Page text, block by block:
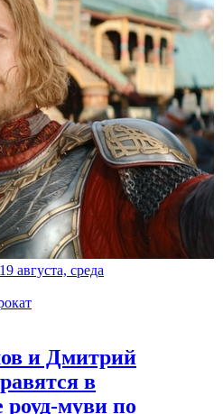
19 августа, среда
и Дмитрий
в
роуд-муви по